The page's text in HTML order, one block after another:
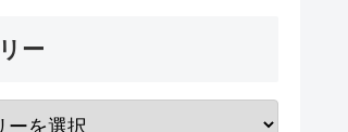
ー